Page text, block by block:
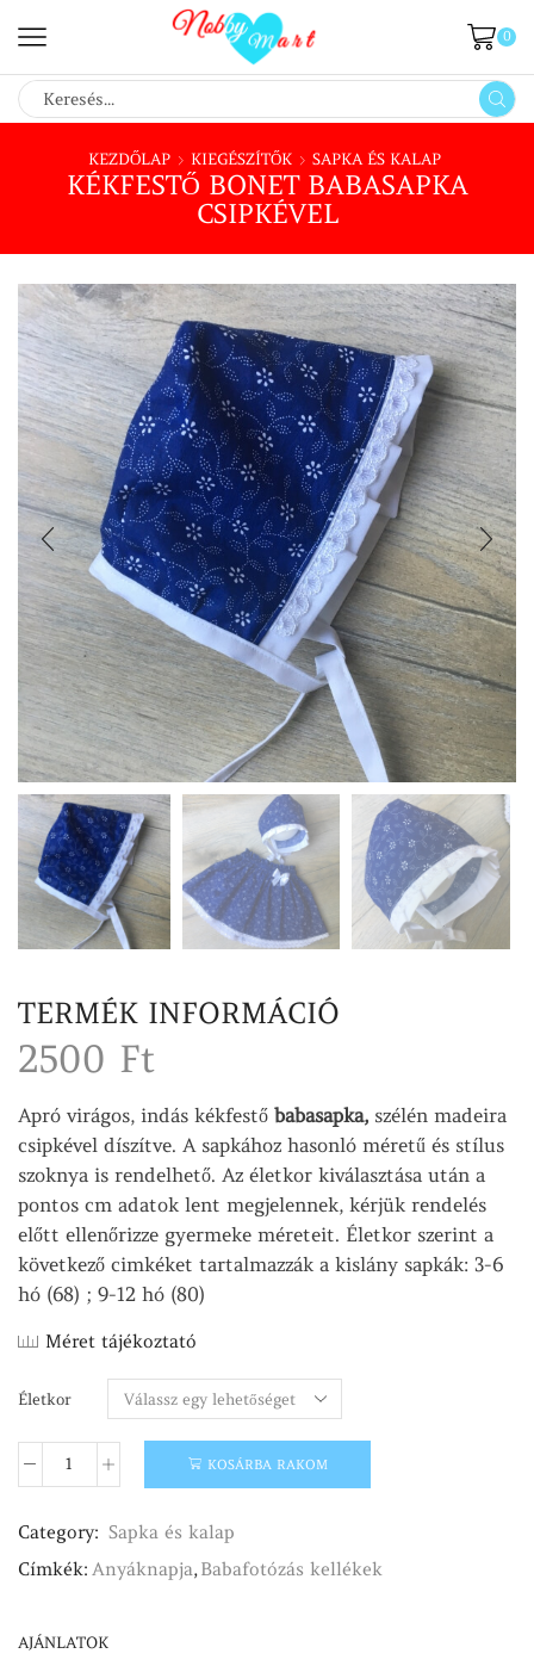
0
KEZDŐLAP KIEGÉSZÍTŐK SAPKA ÉS KALAP
KÉKFESTŐ BONET BABASAPKA
CSIPKÉVEL
TERMÉK INFORMÁCIÓ
2500 Ft
Apró virágos, indás kékfestő babasapka, szélén madeira
csipkével díszítve. A sapkához hasonló méretű és stílus
szoknya is rendelhető. Az életkor kiválasztása után a
pontos cm adatok lent megjelennek, kérjük rendelés
előtt ellenőrizze gyermeke méreteit. Életkor szerint a
következő cimkéket tartalmazzák a kislány sapkák: 3-6
hó (68) ; 9-12 hó (80)
Méret tájékoztató
Életkor
Kékfestő
bonet
csipkével
mennyiség
KOSÁRBA RAKOM
Category: Sapka és kalap
Címkék: Anyáknapja, Babafotózás kellékek
AJÁNLATOK